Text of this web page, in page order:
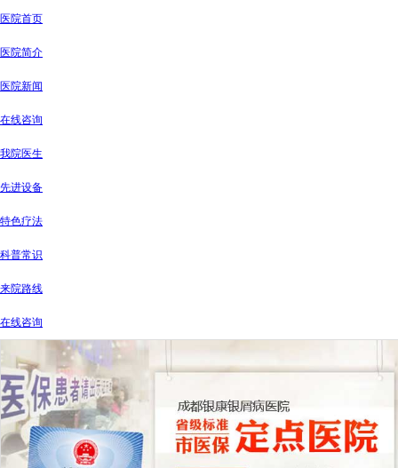
医院首页
医院简介
医院新闻
在线咨询
我院医生
先进设备
特色疗法
科普常识
来院路线
在线咨询